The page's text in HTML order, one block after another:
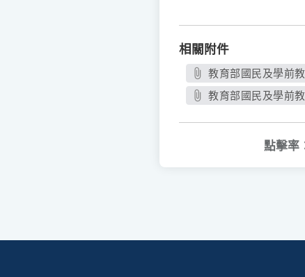
相關附件
教育部國民及學前
教育部國民及學前
點擊率